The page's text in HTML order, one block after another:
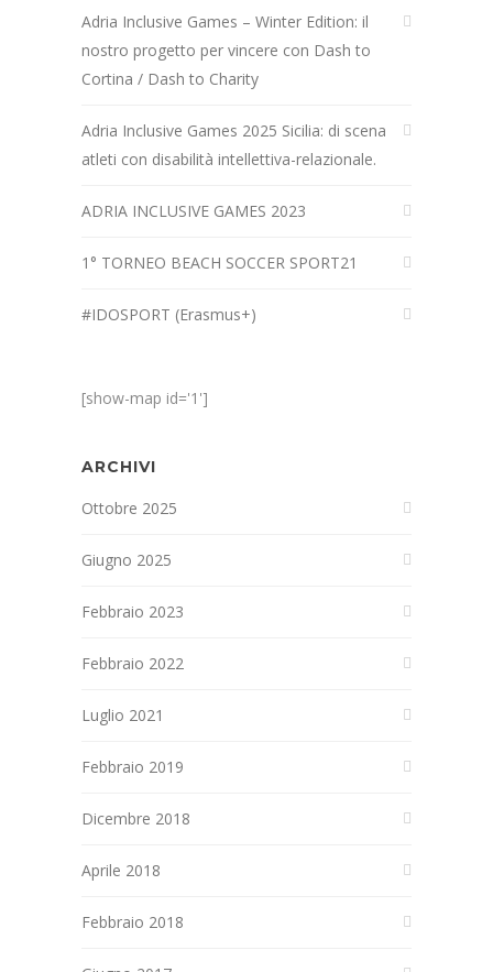
Adria Inclusive Games – Winter Edition: il
nostro progetto per vincere con Dash to
Cortina / Dash to Charity
Adria Inclusive Games 2025 Sicilia: di scena
atleti con disabilità intellettiva-relazionale.
ADRIA INCLUSIVE GAMES 2023
1° TORNEO BEACH SOCCER SPORT21
#IDOSPORT (Erasmus+)
[show-map id='1']
ARCHIVI
Ottobre 2025
Giugno 2025
Febbraio 2023
Febbraio 2022
Luglio 2021
Febbraio 2019
Dicembre 2018
Aprile 2018
Febbraio 2018